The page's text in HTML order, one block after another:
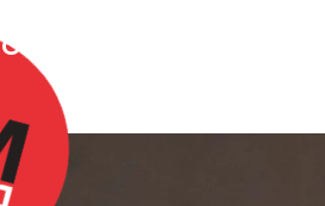
Over Omdenken